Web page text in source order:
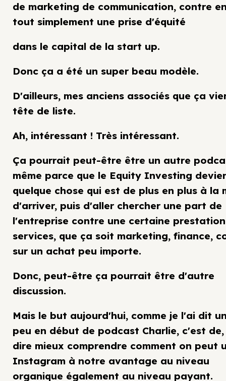
de marketing de communication, contre
tout simplement une prise d'équité
dans le capital de la start up.
Donc ça a été un super beau modèle.
D'ailleurs, mes anciens associés que ça
tête de liste.
Ah, intéressant ! Très intéressant.
Ça pourrait peut-être être un autre
même parce que le Equity Investing
quelque chose qui est de plus en plus à la
d'arriver, puis d'aller chercher une part de
l'entreprise contre une certaine
services, que ça soit marketing, finance,
sur un achat peu importe.
Donc, peut-être ça pourrait être d'autre
discussion.
Mais le but aujourd'hui, comme je l'ai dit
peu en début de podcast Charlie, c'est
dire mieux comprendre comment on peut
Instagram à notre avantage au niveau
organique également au niveau payant.